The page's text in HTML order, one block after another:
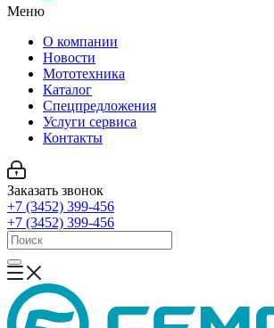
Меню
О компании
Новости
Мототехника
Каталог
Спецпредложения
Услуги сервиса
Контакты
Заказать звонок
+7 (3452) 399-456
+7 (3452) 399-456